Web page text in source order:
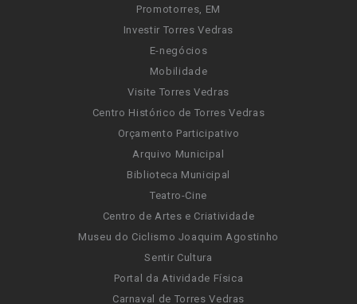
Promotorres, EM
Investir Torres Vedras
E-negócios
Mobilidade
Visite Torres Vedras
Centro Histórico de Torres Vedras
Orçamento Participativo
Arquivo Municipal
Biblioteca Municipal
Teatro-Cine
Centro de Artes e Criatividade
Museu do Ciclismo Joaquim Agostinho
Sentir Cultura
Portal da Atividade Física
Carnaval de Torres Vedras